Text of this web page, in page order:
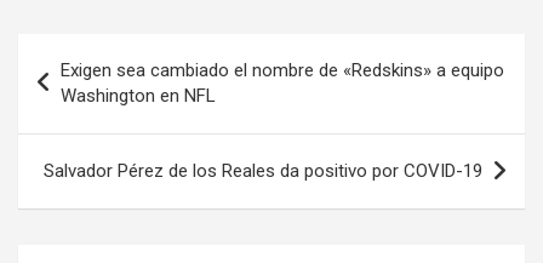
de
entradas
Exigen sea cambiado el nombre de «Redskins» a equipo
Washington en NFL
Salvador Pérez de los Reales da positivo por COVID-19